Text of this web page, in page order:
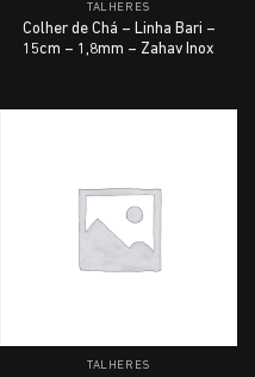
TALHERES
Colher de Chá – Linha Bari –
15cm – 1,8mm – Zahav Inox
TALHERES